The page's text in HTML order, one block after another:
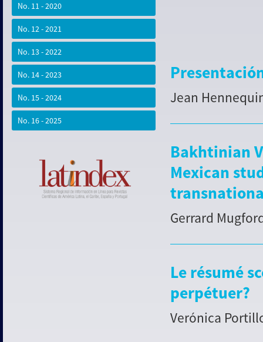
No. 11 - 2020
No. 12 - 2021
No. 13 - 2022
No. 14 - 2023
No. 15 - 2024
No. 16 - 2025
Jean
Bakhtinian
Mexican
Gerrard
Le résumé
perpétuer?
Verónica